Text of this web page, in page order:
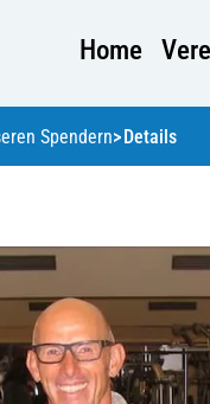
Home
Spendern Details